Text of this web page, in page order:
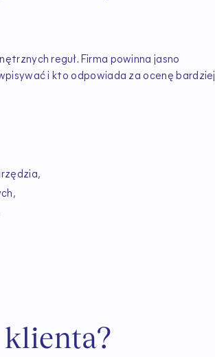
reguł. Firma powinna jasno
i kto odpowiada za ocenę bardziej